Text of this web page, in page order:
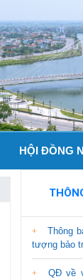
HỘI ĐỒNG
Thông
tượng bảo
QĐ về